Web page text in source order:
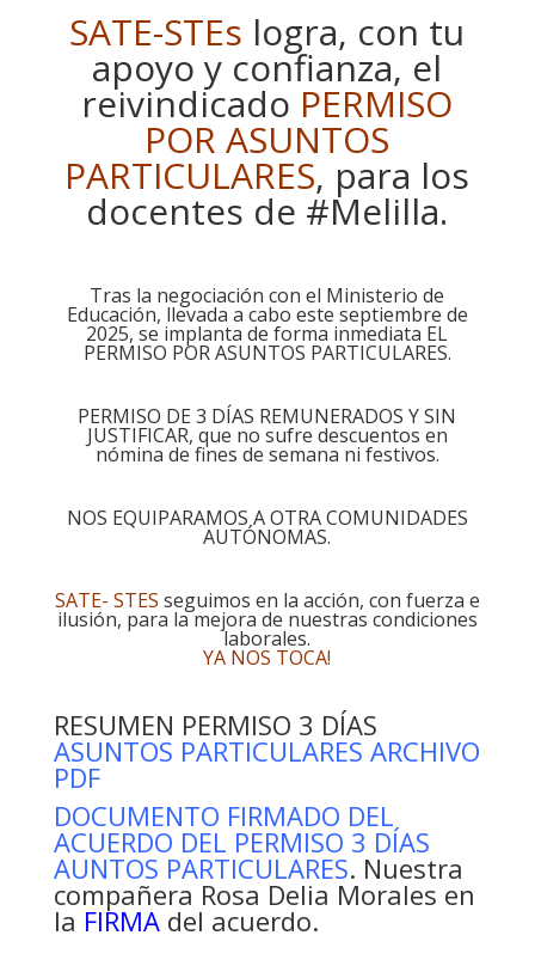
SATE-STEs logra, con tu
apoyo y confianza, el
reivindicado PERMISO
POR ASUNTOS
PARTICULARES, para los
docentes de #Melilla.
Tras la negociación con el Ministerio de
Educación, llevada a cabo este septiembre de
2025, se implanta de forma inmediata EL
PERMISO POR ASUNTOS PARTICULARES.
PERMISO DE 3 DÍAS REMUNERADOS Y SIN
JUSTIFICAR, que no sufre descuentos en
nómina de fines de semana ni festivos.
NOS EQUIPARAMOS A OTRA COMUNIDADES
AUTÓNOMAS.
SATE- STES seguimos en la acción, con fuerza e
ilusión, para la mejora de nuestras condiciones
laborales.
YA NOS TOCA!
RESUMEN PERMISO 3 DÍAS
ASUNTOS PARTICULARES ARCHIVO
PDF
DOCUMENTO FIRMADO DEL
ACUERDO DEL PERMISO 3 DÍAS
AUNTOS PARTICULARES. Nuestra
compañera Rosa Delia Morales en
la FIRMAdel acuerdo.